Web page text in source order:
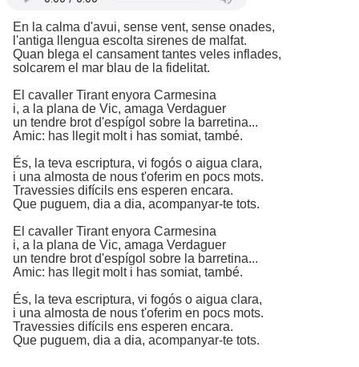
En la calma d'avui, sense vent, sense onades,
l'antiga llengua escolta sirenes de malfat.
Quan blega el cansament tantes veles inflades,
solcarem el mar blau de la fidelitat.
El cavaller Tirant enyora Carmesina
i, a la plana de Vic, amaga Verdaguer
un tendre brot d'espígol sobre la barretina...
Amic: has llegit molt i has somiat, també.
És, la teva escriptura, vi fogós o aigua clara,
i una almosta de nous t'oferim en pocs mots.
Travessies difícils ens esperen encara.
Que puguem, dia a dia, acompanyar-te tots.
El cavaller Tirant enyora Carmesina
i, a la plana de Vic, amaga Verdaguer
un tendre brot d'espígol sobre la barretina...
Amic: has llegit molt i has somiat, també.
És, la teva escriptura, vi fogós o aigua clara,
i una almosta de nous t'oferim en pocs mots.
Travessies difícils ens esperen encara.
Que puguem, dia a dia, acompanyar-te tots.